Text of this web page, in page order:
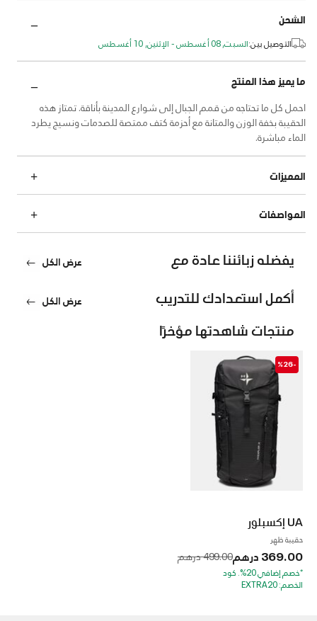
الشحن
التوصيل بين:السبت, 08 أغسطس - الإثنين, 10 أغسطس
ما يميز هذا المنتج
احمل كل ما تحتاجه من قمم الجبال إلى شوارع المدينة بأناقة. تمتاز هذه
الحقيبة بخفة الوزن والمتانة مع أحزمة كتف ممتصة للصدمات ونسيج يطرد
الماء مباشرة.
المميزات
المواصفات
يفضله زبائننا عادة مع عرض الكل
أكمل استعدادك للتدريب عرض الكل
منتجات شاهدتها مؤخرًا
-%26
UA إكسبلور
حقيبة ظهر
369.00 درهم Price reduced from
499.00 درهم to
*خصم إضافي 20%. كود
الخصم: EXTRA20